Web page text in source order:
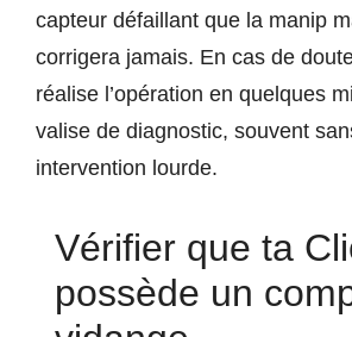
capteur défaillant que la manip
corrigera jamais. En cas de
réalise l’opération en quelques
valise de diagnostic, souvent
intervention lourde.
Vérifier que ta
possède un